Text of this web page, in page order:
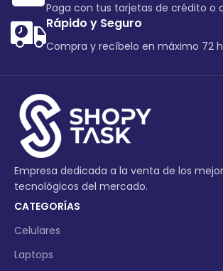
Paga con tus tarjetas de crédito o
Rápido y Seguro
Compra y recíbelo en máximo 72
Empresa dedicada a la venta de los
tecnológicos del mercado.
CATEGORÍAS
Celulares
Laptops